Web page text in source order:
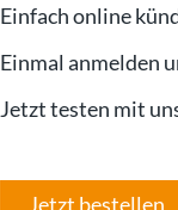
Einfach online
Einmal anmelden
Jetzt testen mit
Jetzt bestellen